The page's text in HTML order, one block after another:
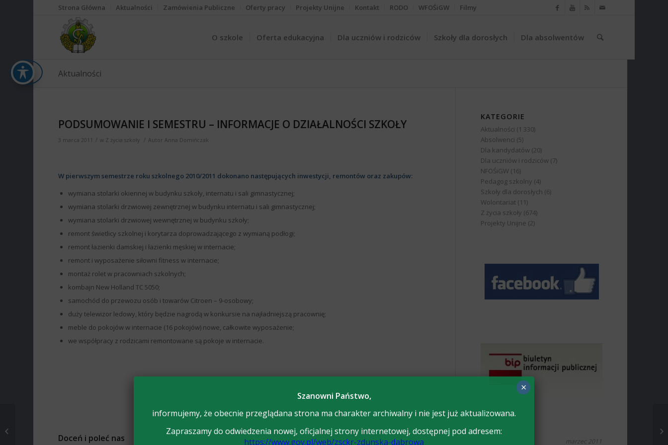
Strona Główna Aktualności Zamówienia Publiczne Oferty pracy Projekty Unijne Kontakt RODO WFOŚiGW Filmy
O szkole Oferta edukacyjna Dla uczniów i rodziców Szkoły dla dorosłych Dla absolwentów
Aktualności
PODSUMOWANIE I SEMESTRU – INFORMACJE O DZIAŁALNOŚCI SZKOŁY
3 marca 2011 / w Z życia szkoły / AutorAnna Domińczak
W pierwszym semestrze roku szkolnego 2010/2011 dokonano następujących inwestycji, remontów oraz zakupów:
wymiana stolarki okiennej w budynku szkoły, internatu i sali gimnastycznej;
wymiana stolarki drzwiowej zewnętrznej w budynku internatu i sali gimnastycznej;
wymiana stolarki drzwiowej wewnętrznej w budynku szkoły;
remont świetlicy szkolnej i korytarza doprowadzającego z wymianą podłogi;
remont łazienki damskiej i łazienki męskiej w internacie;
remont i wyposażenie siłowni fitness w internacie;
montaż rolet w pracowniach szkolnych;
kombajn New Holland TC 5050;
samochód do przewozu osób i towarów Citroen – 9-osobowy;
duży telewizor ledowy, który będzie nagrodą w konkursie na najładniejszą pracownię;
meble do pokojów w internacie (16 pokojów) nowe, całkowite wyposażenie;
we współpracy z rodzicami remontowane są pokoje w internacie.
Doceń i poleć nas
KATEGORIE
Aktualności (1 330)
Absolwenci (5)
Dla kandydatów (20)
Dla uczniów i rodziców (7)
NFOŚiGW (16)
Pedagog szkolny (4)
Szkoły dla dorosłych (6)
Wolontariat (11)
Z życia szkoły (674)
Projekty Unijne (2)
marzec 2011
Szanowni Państwo,
informujemy, że obecnie przeglądana strona ma charakter archiwalny i nie jest już aktualizowana.
Zapraszamy do odwiedzenia nowej, oficjalnej strony internetowej, dostępnej pod adresem:
https://www.gov.pl/web/zsckr-zdunska-dabrowa
×